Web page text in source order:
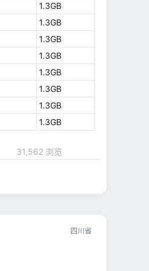
1.3GB
1.3GB
1.3GB
1.3GB
1.3GB
1.3GB
1.3GB
1.3GB
31,562 浏览
四川省